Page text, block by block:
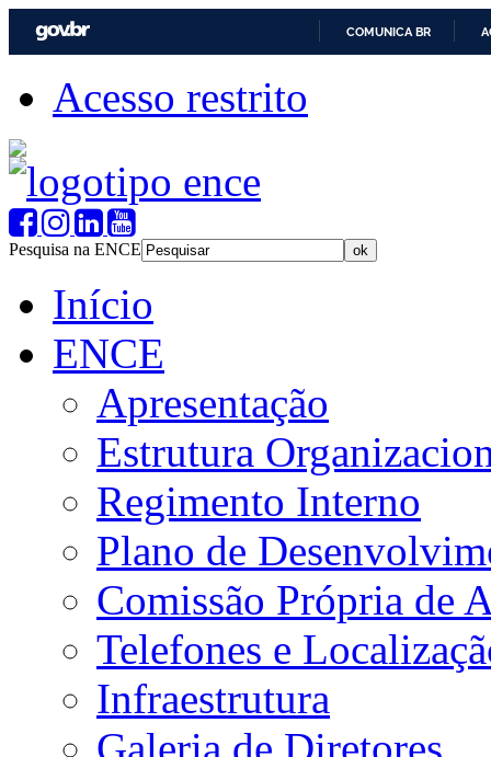
COMUNICA BR
Acesso restrito
Pesquisa na ENCE
Início
ENCE
Apresentação
Estrutura
Regimento Interno
Plano de
Comissão Própria de
Telefones e
Infraestrutura
Galeria de Diretores